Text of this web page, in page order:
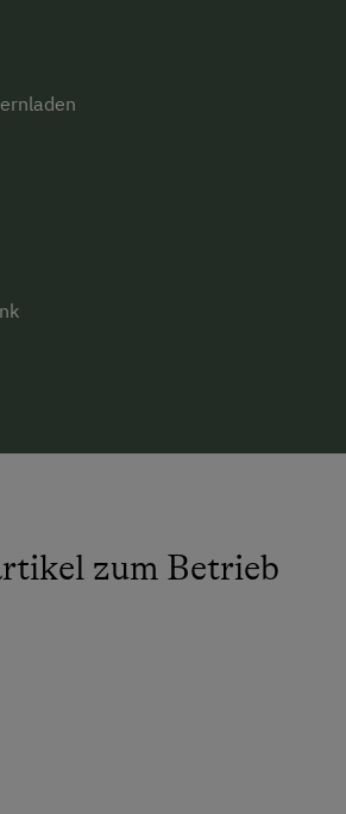
zum Betrieb